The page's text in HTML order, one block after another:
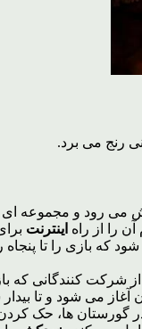
رنج می برد.
می رود و
را از راه اینترنت
کنندگانی که
می شود و تا
در گورستان ها،